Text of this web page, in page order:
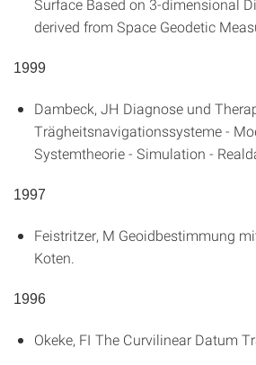
Surface Based on 3-dimensional
derived from Space Geodetic
1999
Dambeck, JH Diagnose und
Trägheitsnavigationssysteme -
Systemtheorie - Simulation -
1997
Feistritzer, M Geoidbestimmung
Koten
1996
Okeke, FI The Curvilinear Datum